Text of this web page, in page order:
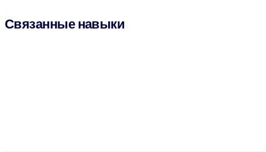
Связанные навыки